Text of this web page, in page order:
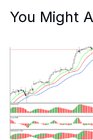
You Might